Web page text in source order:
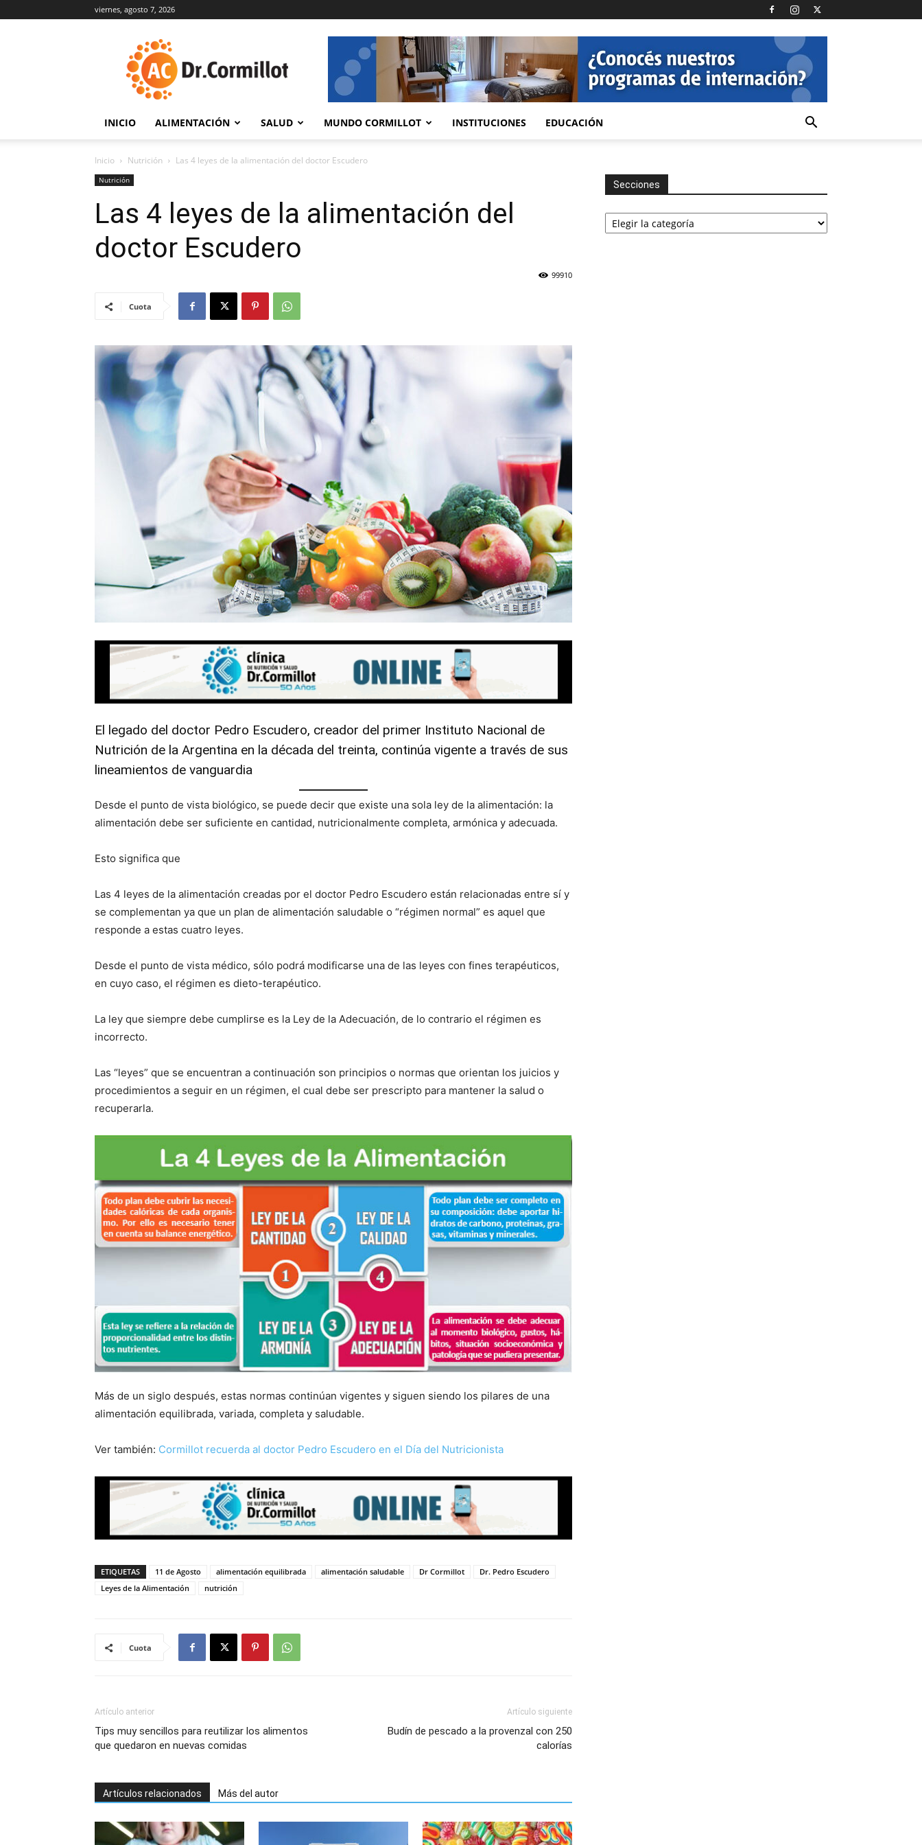
viernes, agosto 7, 2026
INICIO ALIMENTACIÓN SALUD MUNDO CORMILLOT INSTITUCIONES EDUCACIÓN
Inicio Nutrición Las 4 leyes de la alimentación del doctor Escudero
Nutrición
Las 4 leyes de la alimentación del
doctor Escudero
99910
Cuota
El legado del doctor Pedro Escudero, creador del primer Instituto Nacional de
Nutrición de la Argentina en la década del treinta, continúa vigente a través de sus
lineamientos de vanguardia
Desde el punto de vista biológico, se puede decir que existe una sola ley de la alimentación: la
alimentación debe ser suficiente en cantidad, nutricionalmente completa, armónica y adecuada.
Esto significa que
Las 4 leyes de la alimentación creadas por el doctor Pedro Escudero están relacionadas entre sí y
se complementan ya que un plan de alimentación saludable o “régimen normal” es aquel que
responde a estas cuatro leyes.
Desde el punto de vista médico, sólo podrá modificarse una de las leyes con fines terapéuticos,
en cuyo caso, el régimen es dieto-terapéutico.
La ley que siempre debe cumplirse es la Ley de la Adecuación, de lo contrario el régimen es
incorrecto.
Las “leyes” que se encuentran a continuación son principios o normas que orientan los juicios y
procedimientos a seguir en un régimen, el cual debe ser prescripto para mantener la salud o
recuperarla.
Más de un siglo después, estas normas continúan vigentes y siguen siendo los pilares de una
alimentación equilibrada, variada, completa y saludable.
Ver también: Cormillot recuerda al doctor Pedro Escudero en el Día del Nutricionista
ETIQUETAS 11 de Agosto alimentación equilibrada alimentación saludable Dr Cormillot
Dr. Pedro Escudero
Leyes de la Alimentación
nutrición
Cuota
Artículo anterior
Tips muy sencillos para reutilizar los alimentos
que quedaron en nuevas comidas
Artículo siguiente
Budín de pescado a la provenzal con 250
calorías
Artículos relacionados Más del autor
Secciones
Secciones